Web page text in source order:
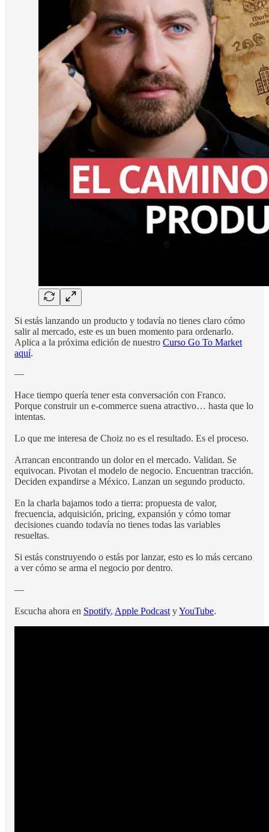
Si estás lanzando un producto y todavía no tienes claro cómo
salir al mercado, este es un buen momento para ordenarlo.
Aplica a la próxima edición de nuestro Curso Go To Market
aquí.
—
Hace tiempo quería tener esta conversación con Franco.
Porque construir un e-commerce suena atractivo… hasta que lo
intentas.
Lo que me interesa de Choiz no es el resultado. Es el proceso.
Arrancan encontrando un dolor en el mercado. Validan. Se
equivocan. Pivotan el modelo de negocio. Encuentran tracción.
Deciden expandirse a México. Lanzan un segundo producto.
En la charla bajamos todo a tierra: propuesta de valor,
frecuencia, adquisición, pricing, expansión y cómo tomar
decisiones cuando todavía no tienes todas las variables
resueltas.
Si estás construyendo o estás por lanzar, esto es lo más cercano
a ver cómo se arma el negocio por dentro.
—
Escucha ahora en Spotify, Apple Podcast yYouTube.